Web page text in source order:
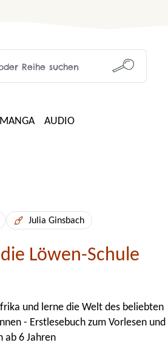
MANGA AUDIO
Julia Ginsbach
Löwen-Schule
und lerne die Welt des beliebten
- Erstlesebuch zum Vorlesen und
ab 6 Jahren